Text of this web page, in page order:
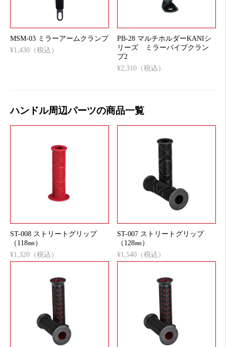
MSM-03 ミラーアームクランプ
¥1,430（税込）
PB-28 マルチホルダーKANIシ
リーズ ミラーパイプクラン
プ2
¥2,310（税込）
ハンドル周辺パーツの商品一覧
ST-008 ストリートグリップ
（118㎜）
¥1,320（税込）
ST-007 ストリートグリップ
（128㎜）
¥1,540（税込）